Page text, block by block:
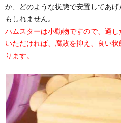
か、どのような状態で安置してあ
もしれません。
ハムスターは小動物ですので、適
いただければ、腐敗を抑え、良い
ります。